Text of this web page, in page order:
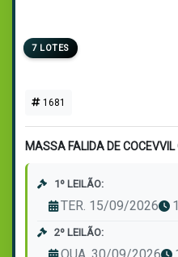
7 LOTES
1681
MASSA FALIDA DE
1º LEILÃO:
TER. 15/09/2026
2º LEILÃO: